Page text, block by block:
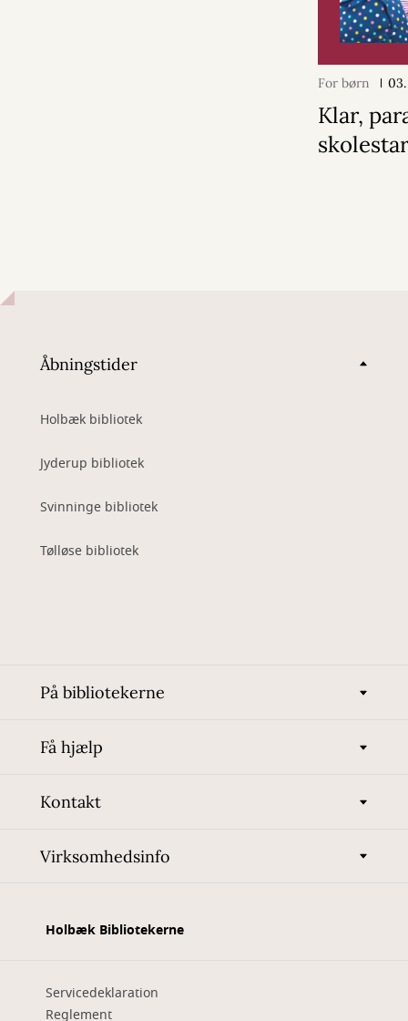
For børn
Klar,
Åbningstider
Holbæk bibliotek
Jyderup bibliotek
Svinninge bibliotek
Tølløse bibliotek
På bibliotekerne
Få hjælp
Kontakt
Virksomhedsinfo
Holbæk Bibliotekerne
Servicedeklaration
Reglement